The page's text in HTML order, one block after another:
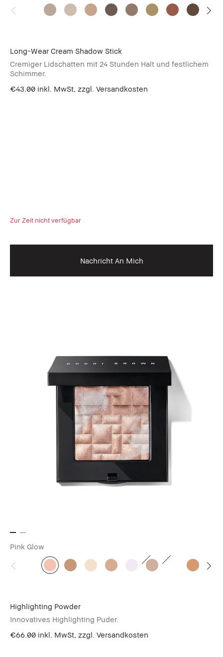
Long-Wear Cream Shadow Stick
Cremiger Lidschatten mit 24 Stunden Halt und festlichem
Schimmer.
€43.00 inkl. MwSt, zzgl. Versandkosten
Zur Zeit nicht verfügbar
Nachricht An Mich
Pink Glow
Highlighting Powder
Innovatives Highlighting Puder.
€66.00 inkl. MwSt, zzgl. Versandkosten